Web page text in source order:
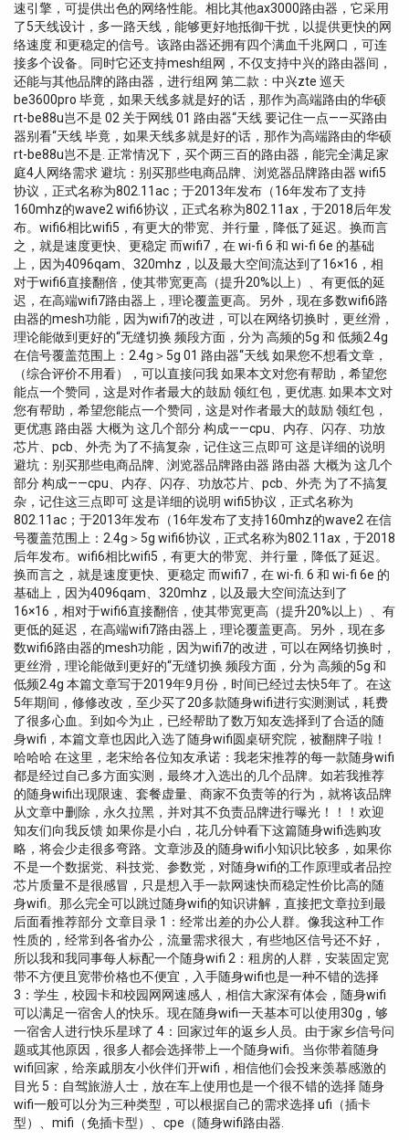
des systèmes externes via OCPP Smart Charging (via
Controller) ou Modbus TCP Compteur électrique
conforme à la directive MID, garantissant une facturation
précise et réglementée Fonctionnalité Plug & Charge
(ISO15118) pour une expérience utilisateur...
速引擎，可提供出色的网络性能。相比其他ax3000路由器，它采用
了5天线设计，多一路天线，能够更好地抵御干扰，以提供更快的网
络速度 和更稳定的信号。该路由器还拥有四个满血千兆网口，可连
接多个设备。同时它还支持mesh组网，不仅支持中兴的路由器间，
还能与其他品牌的路由器，进行组网 第二款：中兴zte 巡天
be3600pro 毕竟，如果天线多就是好的话，那作为高端路由的华硕
rt-be88u岂不是 02 关于网线 01 路由器“天线 要记住一点——买路由
器别看“天线 毕竟，如果天线多就是好的话，那作为高端路由的华硕
rt-be88u岂不是. 正常情况下，买个两三百的路由器，能完全满足家
庭4人网络需求 避坑：别买那些电商品牌、浏览器品牌路由器 wifi5
协议，正式名称为802.11ac；于2013年发布（16年发布了支持
160mhz的wave2 wifi6协议，正式名称为802.11ax，于2018后年发
布。wifi6相比wifi5，有更大的带宽、并行量，降低了延迟。换而言
之，就是速度更快、更稳定 而wifi7，在 wi-fi 6 和 wi-fi 6e 的基础
上，因为4096qam、320mhz，以及最大空间流达到了16×16，相
对于wifi6直接翻倍，使其带宽更高（提升20%以上）、有更低的延
迟，在高端wifi7路由器上，理论覆盖更高。另外，现在多数wifi6路
由器的mesh功能，因为wifi7的改进，可以在网络切换时，更丝滑，
理论能做到更好的“无缝切换 频段方面，分为 高频的5g 和 低频2.4g
在信号覆盖范围上：2.4g＞5g 01 路由器“天线 如果您不想看文章，
（综合评价不用看），可以直接问我 如果本文对您有帮助，希望您
能点一个赞同，这是对作者最大的鼓励 领红包，更优惠. 如果本文对
您有帮助，希望您能点一个赞同，这是对作者最大的鼓励 领红包，
更优惠 路由器 大概为 这几个部分 构成——cpu、内存、闪存、功放
芯片、pcb、外壳 为了不搞复杂，记住这三点即可 这是详细的说明
避坑：别买那些电商品牌、浏览器品牌路由器 路由器 大概为 这几个
部分 构成——cpu、内存、闪存、功放芯片、pcb、外壳 为了不搞复
杂，记住这三点即可 这是详细的说明 wifi5协议，正式名称为
802.11ac；于2013年发布（16年发布了支持160mhz的wave2 在信
号覆盖范围上：2.4g＞5g wifi6协议，正式名称为802.11ax，于2018
后年发布。wifi6相比wifi5，有更大的带宽、并行量，降低了延迟。
换而言之，就是速度更快、更稳定 而wifi7，在 wi-fi. 6 和 wi-fi 6e 的
基础上，因为4096qam、320mhz，以及最大空间流达到了
16×16，相对于wifi6直接翻倍，使其带宽更高（提升20%以上）、有
更低的延迟，在高端wifi7路由器上，理论覆盖更高。另外，现在多
数wifi6路由器的mesh功能，因为wifi7的改进，可以在网络切换时，
更丝滑，理论能做到更好的“无缝切换 频段方面，分为 高频的5g 和
低频2.4g 本篇文章写于2019年9月份，时间已经过去快5年了。在这
5年期间，修修改改，至少买了20多款随身wifi进行实测测试，耗费
了很多心血。到如今为止，已经帮助了数万知友选择到了合适的随
身wifi，本篇文章也因此入选了随身wifi圆桌研究院，被翻牌子啦！
哈哈哈 在这里，老宋给各位知友承诺：我老宋推荐的每一款随身wifi
都是经过自己多方面实测，最终才入选出的几个品牌。如若我推荐
的随身wifi出现限速、套餐虚量、商家不负责等的行为，就将该品牌
从文章中删除，永久拉黑，并对其不负责品牌进行曝光！！！欢迎
知友们向我反馈 如果你是小白，花几分钟看下这篇随身wifi选购攻
略，将会少走很多弯路。文章涉及的随身wifi小知识比较多，如果你
不是一个数据党、科技党、参数党，对随身wifi的工作原理或者品控
芯片质量不是很感冒，只是想入手一款网速快而稳定性价比高的随
身wifi。那么完全可以跳过随身wifi的知识讲解，直接把文章拉到最
后面看推荐部分 文章目录 1：经常出差的办公人群。像我这种工作
性质的，经常到各省办公，流量需求很大，有些地区信号还不好，
所以我和我同事每人标配一个随身wifi 2：租房的人群，安装固定宽
带不方便且宽带价格也不便宜，入手随身wifi也是一种不错的选择
3：学生，校园卡和校园网网速感人，相信大家深有体会，随身wifi
可以满足一宿舍人的快乐。现在随身wifi一天基本可以使用30g，够
一宿舍人进行快乐星球了 4：回家过年的返乡人员。由于家乡信号问
题或其他原因，很多人都会选择带上一个随身wifi。当你带着随身
wifi回家，给亲戚朋友小伙伴们开wifi，相信他们会投来羡慕感激的
目光 5：自驾旅游人士，放在车上使用也是一个很不错的选择 随身
wifi一般可以分为三种类型，可以根据自己的需求选择 ufi（插卡
型）、mifi（免插卡型）、cpe（随身wifi路由器.